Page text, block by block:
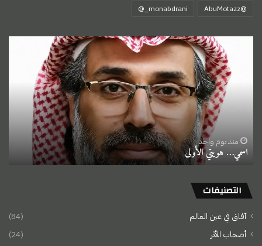
‏@AbuMotazz
منذ يوم واحد
اسمي… هويتي الأولى
التصنيفات
آفاق في عين العالم
(84)
أصحاب الأثر
(24)